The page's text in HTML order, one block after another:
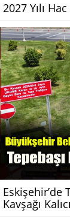
2027 Yılı
Eskişehir’de
Kavşağı